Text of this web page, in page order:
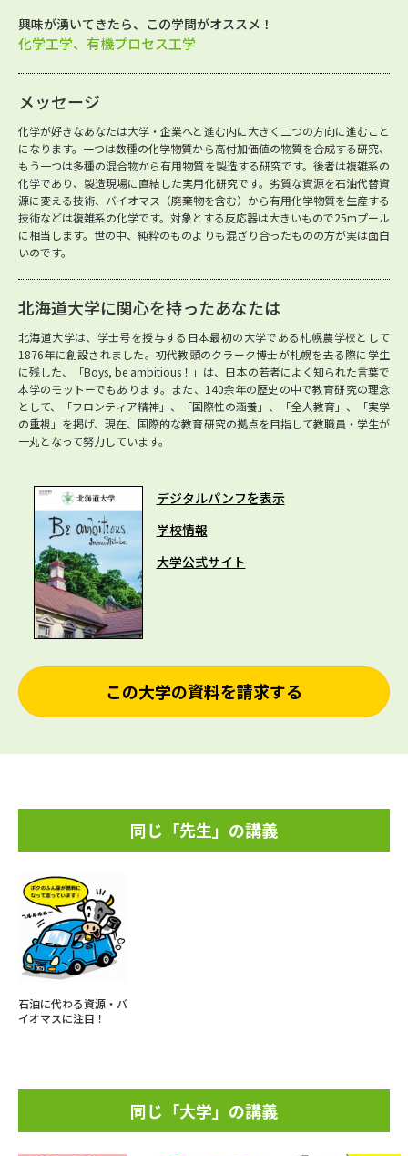
興味が湧いてきたら、この学問がオススメ！
化学工学、有機プロセス工学
メッセージ
化学が好きなあなたは大学・企業へと進む内に大きく二つの方向に進むこと
になります。一つは数種の化学物質から高付加価値の物質を合成する研究、
もう一つは多種の混合物から有用物質を製造する研究です。後者は複雑系の
化学であり、製造現場に直結した実用化研究です。劣質な資源を石油代替資
源に変える技術、バイオマス（廃棄物を含む）から有用化学物質を生産する
技術などは複雑系の化学です。対象とする反応器は大きいもので25mプール
に相当します。世の中、純粋のものよりも混ざり合ったものの方が実は面白
いのです。
北海道大学に関心を持ったあなたは
北海道大学は、学士号を授与する日本最初の大学である札幌農学校として
1876年に創設されました。初代教頭のクラーク博士が札幌を去る際に学生
に残した、「Boys, be ambitious！」は、日本の若者によく知られた言葉で
本学のモットーでもあります。また、140余年の歴史の中で教育研究の理念
として、「フロンティア精神」、「国際性の涵養」、「全人教育」、「実学
の重視」を掲げ、現在、国際的な教育研究の拠点を目指して教職員・学生が
一丸となって努力しています。
デジタルパンフを表示
学校情報
大学公式サイト
この大学の資料を請求する
同じ「先生」の講義
石油に代わる資源・バ
イオマスに注目！
同じ「大学」の講義